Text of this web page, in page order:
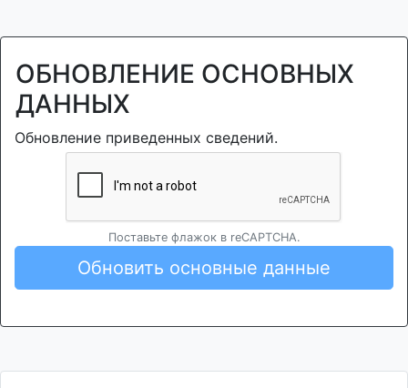
ОБНОВЛЕНИЕ ОСНОВНЫХ
ДАННЫХ
Обновление приведенных сведений.
Поставьте флажок в reCAPTCHA.
Обновить основные данные